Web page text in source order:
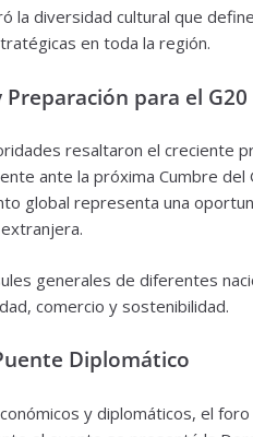
la diversidad cultural que
en toda la región.
para el G20
resaltaron el creciente
ante la próxima Cumbre
global representa una
generales de diferentes
comercio y sostenibilidad.
Diplomático
y diplomáticos, el